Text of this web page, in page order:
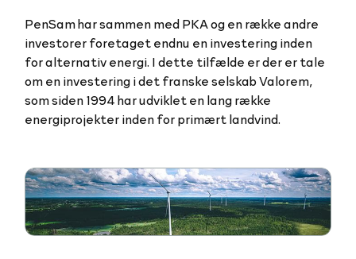
PenSam har sammen med PKA og en række andre
investorer foretaget endnu en investering inden
for alternativ energi. I dette tilfælde er der er tale
om en investering i det franske selskab Valorem,
som siden 1994 har udviklet en lang række